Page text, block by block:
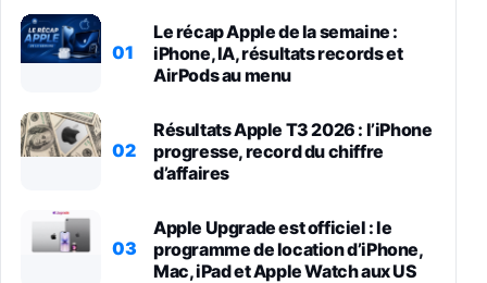
01
Le récap Apple de la semaine :
iPhone, IA, résultats records et
AirPods au menu
02
Résultats Apple T3 2026 : l’iPhone
progresse, record du chiffre
d’affaires
03
Apple Upgrade est officiel : le
programme de location d’iPhone,
Mac, iPad et Apple Watch aux US